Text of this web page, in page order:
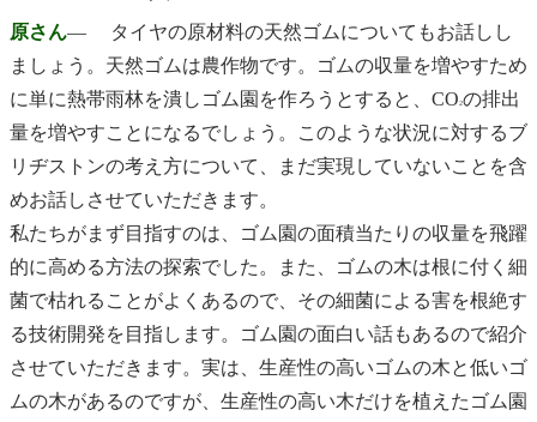
原さん― タイヤの原材料の天然ゴムについてもお話しし
ましょう。天然ゴムは農作物です。ゴムの収量を増やすため
に単に熱帯雨林を潰しゴム園を作ろうとすると、CO2の排出
量を増やすことになるでしょう。このような状況に対するブ
リヂストンの考え方について、まだ実現していないことを含
めお話しさせていただきます。
私たちがまず目指すのは、ゴム園の面積当たりの収量を飛躍
的に高める方法の探索でした。また、ゴムの木は根に付く細
菌で枯れることがよくあるので、その細菌による害を根絶す
る技術開発を目指します。ゴム園の面白い話もあるので紹介
させていただきます。実は、生産性の高いゴムの木と低いゴ
ムの木があるのですが、生産性の高い木だけを植えたゴム園